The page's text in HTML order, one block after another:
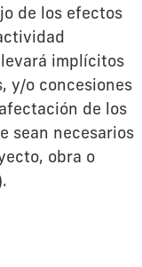
de los efectos
implícitos
y/o concesiones
de los
sean necesarios
obra o